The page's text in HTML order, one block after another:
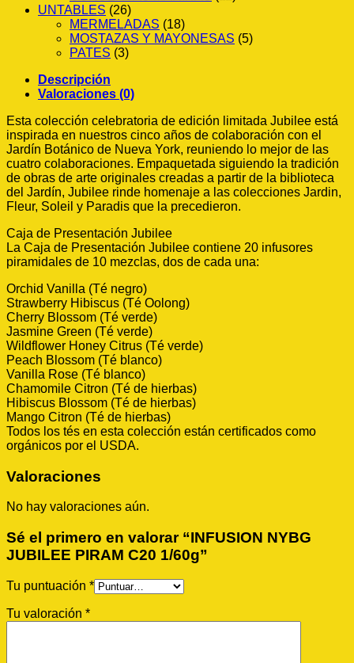
UNTABLES (26)
MERMELADAS (18)
MOSTAZAS Y MAYONESAS (5)
PATES (3)
Descripción
Valoraciones (0)
Esta colección celebratoria de edición limitada Jubilee está
inspirada en nuestros cinco años de colaboración con el
Jardín Botánico de Nueva York, reuniendo lo mejor de las
cuatro colaboraciones. Empaquetada siguiendo la tradición
de obras de arte originales creadas a partir de la biblioteca
del Jardín, Jubilee rinde homenaje a las colecciones Jardin,
Fleur, Soleil y Paradis que la precedieron.
Caja de Presentación Jubilee
La Caja de Presentación Jubilee contiene 20 infusores
piramidales de 10 mezclas, dos de cada una:
Orchid Vanilla (Té negro)
Strawberry Hibiscus (Té Oolong)
Cherry Blossom (Té verde)
Jasmine Green (Té verde)
Wildflower Honey Citrus (Té verde)
Peach Blossom (Té blanco)
Vanilla Rose (Té blanco)
Chamomile Citron (Té de hierbas)
Hibiscus Blossom (Té de hierbas)
Mango Citron (Té de hierbas)
Todos los tés en esta colección están certificados como
orgánicos por el USDA.
Valoraciones
No hay valoraciones aún.
Sé el primero en valorar “INFUSION NYBG
JUBILEE PIRAM C20 1/60g”
Tu puntuación *
Tu valoración *